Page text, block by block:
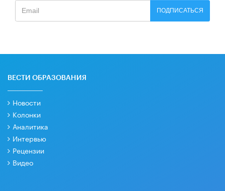
ПОДПИСАТЬСЯ
ВЕСТИ ОБРАЗОВАНИЯ
Новости
Колонки
Аналитика
Интервью
Рецензии
Видео